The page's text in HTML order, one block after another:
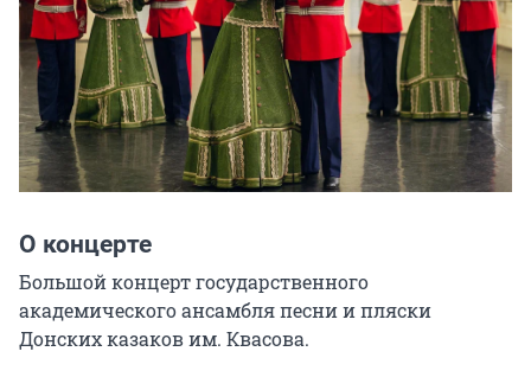
О концерте
Большой концерт государственного
академического ансамбля песни и пляски
Донских казаков им. Квасова.